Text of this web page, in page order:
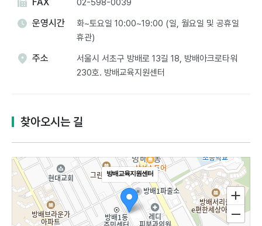
FAX 02-598-0039
운영시간
화~토요일 10:00~19:00 (일, 월요일 및 공휴일
휴관)
주소
서울시 서초구 방배로 13길 18, 방배아크로타워
230호. 방배교육지원센터​
찾아오시는 길
방배교육지원센터